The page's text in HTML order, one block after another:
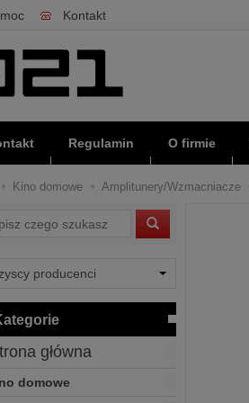
Kontakt
Regulamin O firmie
Kino domowe Amplitunery/Wzmacniacze
główna
domowe